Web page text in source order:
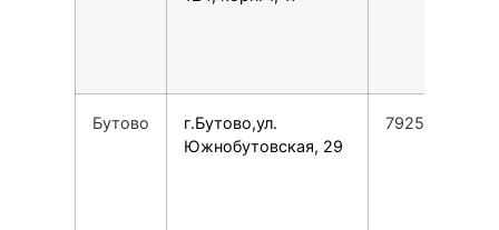
Бутово
г.Бутово,ул.
Южнобутовская, 29
79255751444